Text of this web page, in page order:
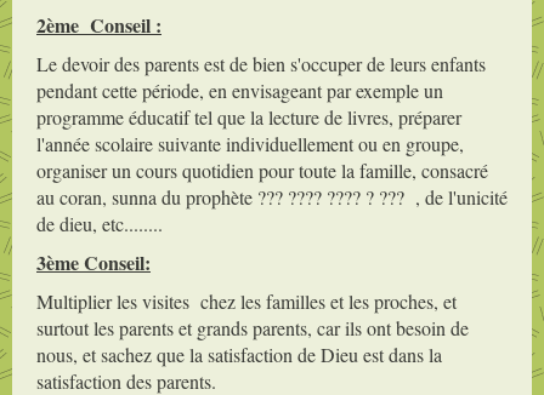
2ème Conseil :
Le devoir des parents est de bien s'occuper de leurs enfants
pendant cette période, en envisageant par exemple un
programme éducatif tel que la lecture de livres, préparer
l'année scolaire suivante individuellement ou en groupe,
organiser un cours quotidien pour toute la famille, consacré
au coran, sunna du prophète ??? ???? ???? ? ??? , de l'unicité
de dieu, etc........
3ème Conseil:
Multiplier les visites chez les familles et les proches, et
surtout les parents et grands parents, car ils ont besoin de
nous, et sachez que la satisfaction de Dieu est dans la
satisfaction des parents.